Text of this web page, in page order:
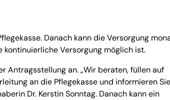
Danach kann die Versorgung
kontinuierliche Versorgung möglich ist.
Antragsstellung an. „Wir beraten, füllen auf
an die Pflegekasse und informieren Sie
Dr. Kerstin Sonntag. Danach kann ein